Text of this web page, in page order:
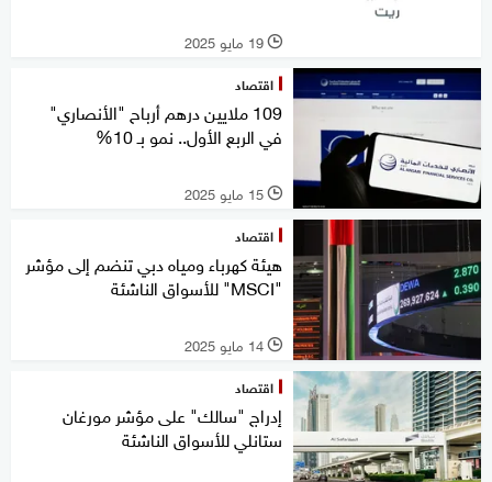
l 19 مايو 2025
اقتصاد
109 ملايين درهم أرباح "الأنصاري"
في الربع الأول.. نمو بـ 10%
l 15 مايو 2025
اقتصاد
هيئة كهرباء ومياه دبي تنضم إلى مؤشر
"MSCI" للأسواق الناشئة
l 14 مايو 2025
اقتصاد
إدراج "سالك" على مؤشر مورغان
ستانلي للأسواق الناشئة